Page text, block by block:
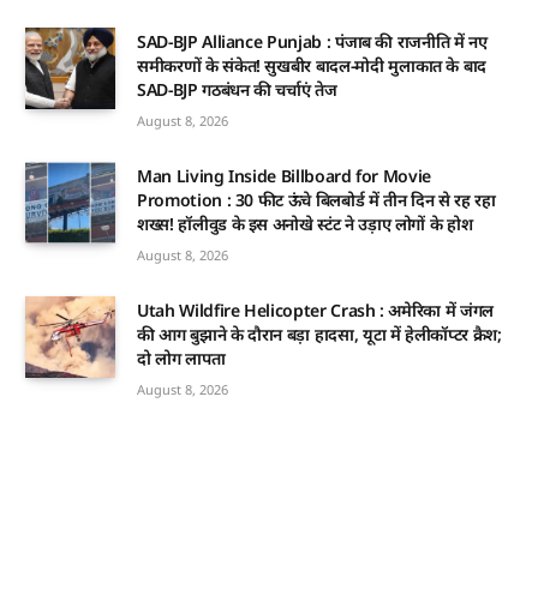
SAD-BJP Alliance Punjab : पंजाब की राजनीति में नए
समीकरणों के संकेत! सुखबीर बादल-मोदी मुलाकात के बाद
SAD-BJP गठबंधन की चर्चाएं तेज
August 8, 2026
Man Living Inside Billboard for Movie
Promotion : 30 फीट ऊंचे बिलबोर्ड में तीन दिन से रह रहा
शख्स! हॉलीवुड के इस अनोखे स्टंट ने उड़ाए लोगों के होश
August 8, 2026
Utah Wildfire Helicopter Crash : अमेरिका में जंगल
की आग बुझाने के दौरान बड़ा हादसा, यूटा में हेलीकॉप्टर क्रैश;
दो लोग लापता
August 8, 2026